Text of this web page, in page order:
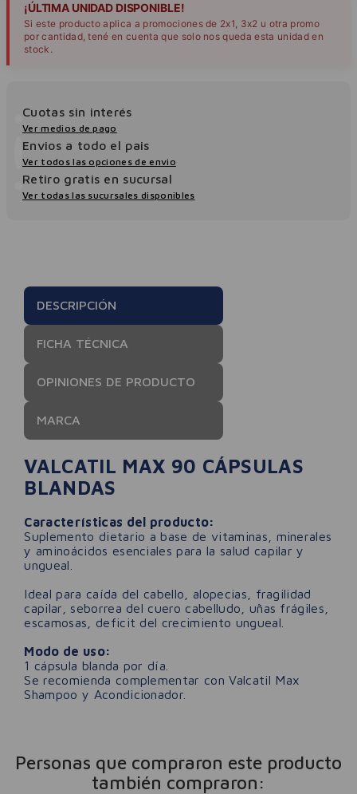
¡ÚLTIMA UNIDAD DISPONIBLE!
Si este producto aplica a promociones de 2x1, 3x2 u otra promo
por cantidad, tené en cuenta que solo nos queda esta unidad en
stock.
Cuotas sin interés
Ver medios de pago
Envios a todo el pais
Ver todos las opciones de envio
Retiro gratis en sucursal
Ver todas las sucursales disponibles
DESCRIPCIÓN
FICHA TÉCNICA
OPINIONES DE PRODUCTO
MARCA
VALCATIL MAX 90 CÁPSULAS
BLANDAS
Características del producto:
Suplemento dietario a base de vitaminas, minerales
y aminoácidos esenciales para la salud capilar y
ungueal.
Ideal para caída del cabello, alopecias, fragilidad
capilar, seborrea del cuero cabelludo, uñas frágiles,
escamosas, deficit del crecimiento ungueal.
Modo de uso:
1 cápsula blanda por día.
Se recomienda complementar con Valcatil Max
Shampoo y Acondicionador.
Personas que compraron este producto
también compraron: